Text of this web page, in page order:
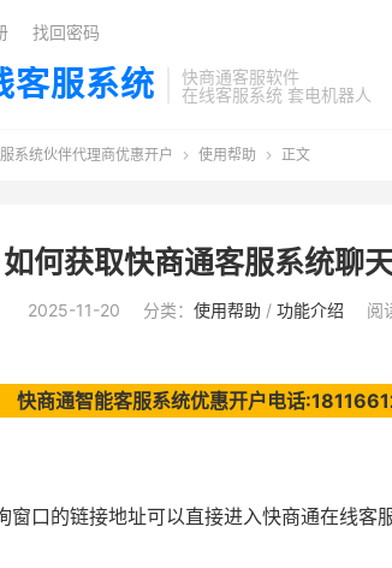
客服系统
快商通客服软件
在线客服系统 套电机器人
找回密码
系统伙伴代理商优惠开户  使用帮助  正文
如何获取快商通客服系统聊
2025-11-20 分类： 使用帮助 / 功能介绍 阅
快商通智能客服系统优惠开户电话
窗口的链接地址可以直接进入快商通在线客